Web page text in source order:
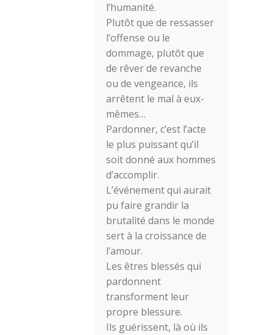
l’humanité.
Plutôt que de ressasser
l’offense ou le
dommage, plutôt que
de rêver de revanche
ou de vengeance, ils
arrêtent le mal à eux-
mêmes…
Pardonner, c’est l’acte
le plus puissant qu’il
soit donné aux hommes
d’accomplir.
L’événement qui aurait
pu faire grandir la
brutalité dans le monde
sert à la croissance de
l’amour.
Les êtres blessés qui
pardonnent
transforment leur
propre blessure.
Ils guérissent, là où ils